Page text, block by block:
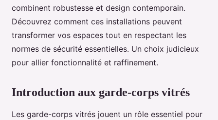
combinent robustesse et design contemporain.
Découvrez comment ces installations peuvent
transformer vos espaces tout en respectant les
normes de sécurité essentielles. Un choix judicieux
pour allier fonctionnalité et raffinement.
Introduction aux garde-corps vitrés
Les garde-corps vitrés jouent un rôle essentiel pour